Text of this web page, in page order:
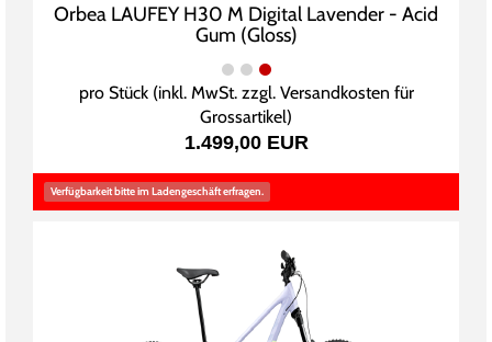
Orbea LAUFEY H30 M Digital Lavender - Acid
Gum (Gloss)
pro Stück (inkl. MwSt. zzgl. Versandkosten für
Grossartikel)
1.499,00 EUR
Verfügbarkeit bitte im Ladengeschäft erfragen.